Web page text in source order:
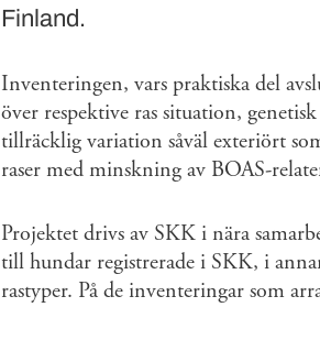
Finland.
Inventeringen, vars praktiska del
över respektive ras situation,
tillräcklig variation såväl exteriört
raser med minskning av BOAS-
Projektet drivs av SKK i nära
till hundar registrerade i SKK, i
rastyper. På de inventeringar som